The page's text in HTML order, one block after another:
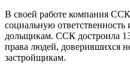
В своей работе компания
социальную
дольщикам. ССК достроила
права людей, доверившихся
застройщикам.